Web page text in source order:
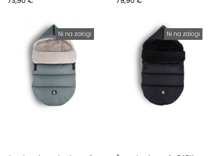
Ni na zalogi Ni na zalogi